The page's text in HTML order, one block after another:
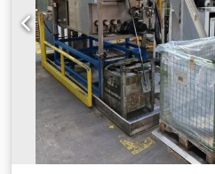
Verbindung zum Arbeitskorb
Arbeitsbühne
gültig bis: 04/2028 UVV gültig
38.145 km per 05/2026
Mwst. Sie haben Interesse?
gern zur Verfügung!
erreichen uns von Mo. - Fr. in
Uhr! Änderungen und Irrtümer